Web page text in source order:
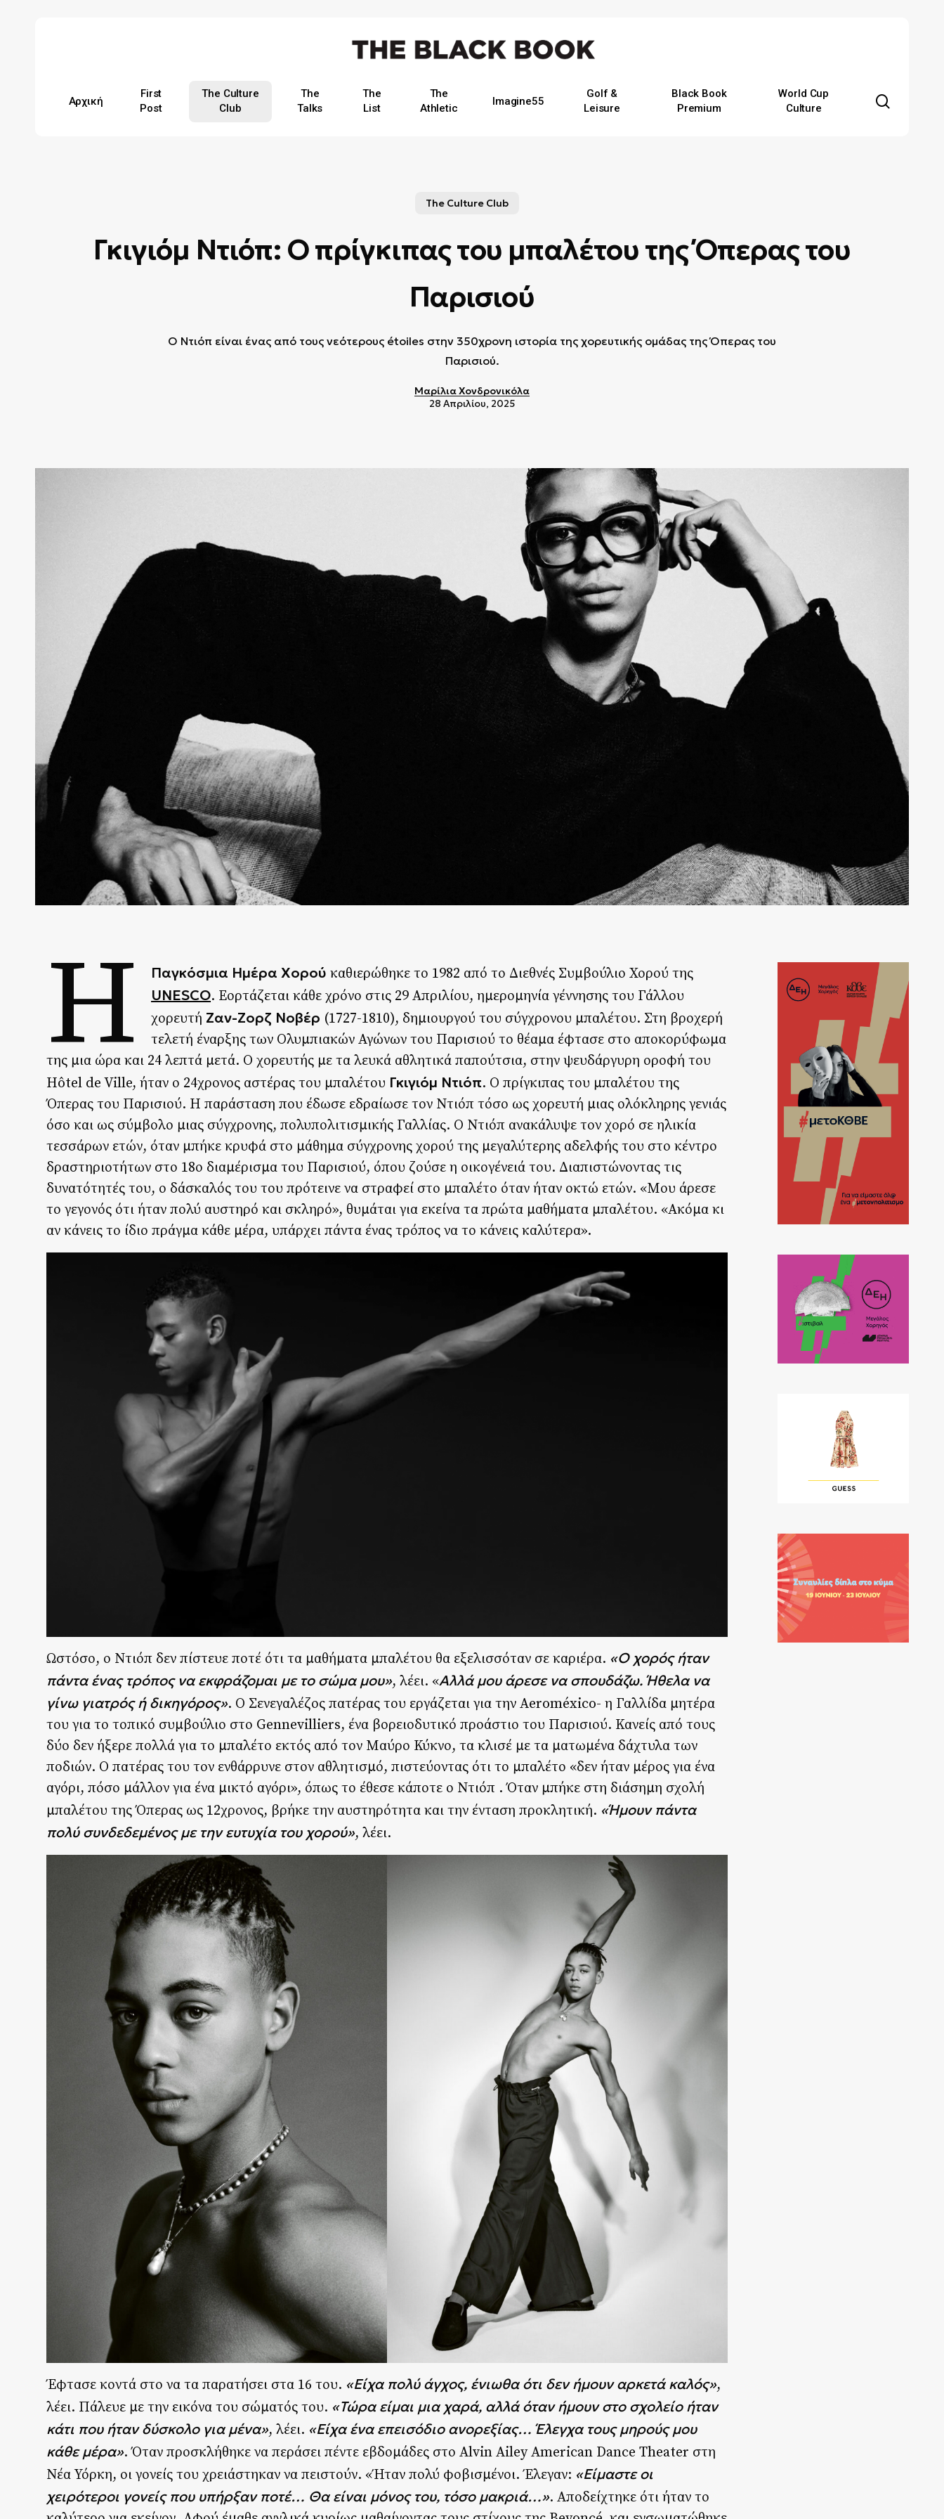
Αρχική
First
Post
The Culture
Club
The
Talks
The
List
The
Athletic
Imagine55
Golf &
Leisure
Black Book
Premium
World Cup
Culture
The Culture Club
Γκιγιόμ Ντιόπ: Ο πρίγκιπας του μπαλέτου της Όπερας του
Παρισιού
Ο Ντιόπ είναι ένας από τους νεότερους étoiles στην 350χρονη ιστορία της χορευτικής ομάδας της Όπερας του
Παρισιού.
Μαρίλια Χονδρονικόλα
28 Απριλίου, 2025
Η Παγκόσμια Ημέρα Χορούκαθιερώθηκε το 1982 από το Διεθνές Συμβούλιο Χορού της
UNESCO. Εορτάζεται κάθε χρόνο στις 29 Απριλίου, ημερομηνία γέννησης του Γάλλου
χορευτή Ζαν-Ζορζ Νοβέρ (1727-1810), δημιουργού του σύγχρονου μπαλέτου. Στη βροχερή
τελετή έναρξης των Ολυμπιακών Αγώνων του Παρισιού το θέαμα έφτασε στο αποκορύφωμα
της μια ώρα και 24 λεπτά μετά. Ο χορευτής με τα λευκά αθλητικά παπούτσια, στην ψευδάργυρη οροφή του
Hôtel de Ville, ήταν ο 24χρονος αστέρας του μπαλέτου Γκιγιόμ Ντιόπ. Ο πρίγκιπας του μπαλέτου της
Όπερας του Παρισιού. Η παράσταση που έδωσε εδραίωσε τον Ντιόπ τόσο ως χορευτή μιας ολόκληρης γενιάς
όσο και ως σύμβολο μιας σύγχρονης, πολυπολιτισμικής Γαλλίας. Ο Ντιόπ ανακάλυψε τον χορό σε ηλικία
τεσσάρων ετών, όταν μπήκε κρυφά στο μάθημα σύγχρονης χορού της μεγαλύτερης αδελφής του στο κέντρο
δραστηριοτήτων στο 18ο διαμέρισμα του Παρισιού, όπου ζούσε η οικογένειά του. Διαπιστώνοντας τις
δυνατότητές του, ο δάσκαλός του του πρότεινε να στραφεί στο μπαλέτο όταν ήταν οκτώ ετών. «Μου άρεσε
το γεγονός ότι ήταν πολύ αυστηρό και σκληρό», θυμάται για εκείνα τα πρώτα μαθήματα μπαλέτου. «Ακόμα κι
αν κάνεις το ίδιο πράγμα κάθε μέρα, υπάρχει πάντα ένας τρόπος να το κάνεις καλύτερα».
Ωστόσο, ο Ντιόπ δεν πίστευε ποτέ ότι τα μαθήματα μπαλέτου θα εξελισσόταν σε καριέρα. «Ο χορός ήταν
πάντα ένας τρόπος να εκφράζομαι με το σώμα μου», λέει. «Αλλά μου άρεσε να σπουδάζω. Ήθελα να
γίνω γιατρός ή δικηγόρος». Ο Σενεγαλέζος πατέρας του εργάζεται για την Aeroméxico- η Γαλλίδα μητέρα
του για το τοπικό συμβούλιο στο Gennevilliers, ένα βορειοδυτικό προάστιο του Παρισιού. Κανείς από τους
δύο δεν ήξερε πολλά για το μπαλέτο εκτός από τον Μαύρο Κύκνο, τα κλισέ με τα ματωμένα δάχτυλα των
ποδιών. Ο πατέρας του τον ενθάρρυνε στον αθλητισμό, πιστεύοντας ότι το μπαλέτο «δεν ήταν μέρος για ένα
αγόρι, πόσο μάλλον για ένα μικτό αγόρι», όπως το έθεσε κάποτε ο Ντιόπ . Όταν μπήκε στη διάσημη σχολή
μπαλέτου της Όπερας ως 12χρονος, βρήκε την αυστηρότητα και την ένταση προκλητική. «Ήμουν πάντα
πολύ συνδεδεμένος με την ευτυχία του χορού», λέει.
Έφτασε κοντά στο να τα παρατήσει στα 16 του. «Είχα πολύ άγχος, ένιωθα ότι δεν ήμουν αρκετά καλός»,
λέει. Πάλευε με την εικόνα του σώματός του. «Τώρα είμαι μια χαρά, αλλά όταν ήμουν στο σχολείο ήταν
κάτι που ήταν δύσκολο για μένα», λέει. «Είχα ένα επεισόδιο ανορεξίας… Έλεγχα τους μηρούς μου
κάθε μέρα». Όταν προσκλήθηκε να περάσει πέντε εβδομάδες στο Alvin Ailey American Dance Theater στη
Νέα Υόρκη, οι γονείς του χρειάστηκαν να πειστούν. «Ήταν πολύ φοβισμένοι. Έλεγαν: «Είμαστε οι
χειρότεροι γονείς που υπήρξαν ποτέ… Θα είναι μόνος του, τόσο μακριά…». Αποδείχτηκε ότι ήταν το